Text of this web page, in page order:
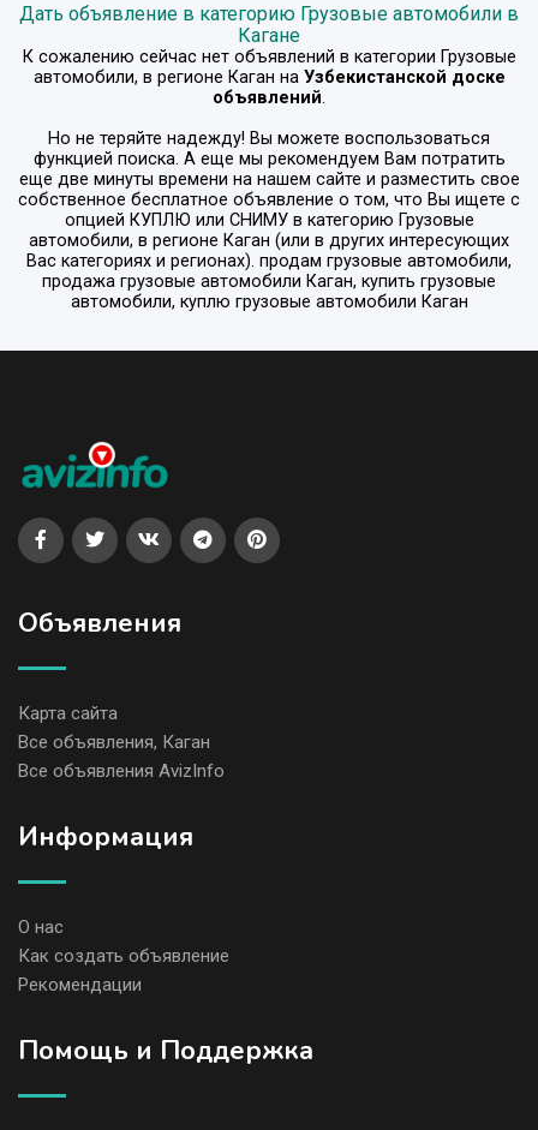
Дать объявление в категорию Грузовые автомобили в
Кагане
К сожалению сейчас нет объявлений в категории Грузовые
автомобили, в регионе Каган на Узбекистанской доске
объявлений.
Но не теряйте надежду! Вы можете воспользоваться
функцией поиска. А еще мы рекомендуем Вам потратить
еще две минуты времени на нашем сайте и разместить свое
собственное бесплатное объявление о том, что Вы ищете с
опцией КУПЛЮ или СНИМУв категорию Грузовые
автомобили, в регионе Каган (или в других интересующих
Вас категориях и регионах). продам грузовые автомобили,
продажа грузовые автомобили Каган, купить грузовые
автомобили, куплю грузовые автомобили Каган
Объявления
Карта сайта
Все объявления, Каган
Все объявления AvizInfo
Информация
О нас
Как создать объявление
Рекомендации
Помощь и Поддержка